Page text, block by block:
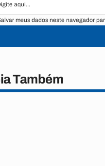
meus dados neste navegador
Também